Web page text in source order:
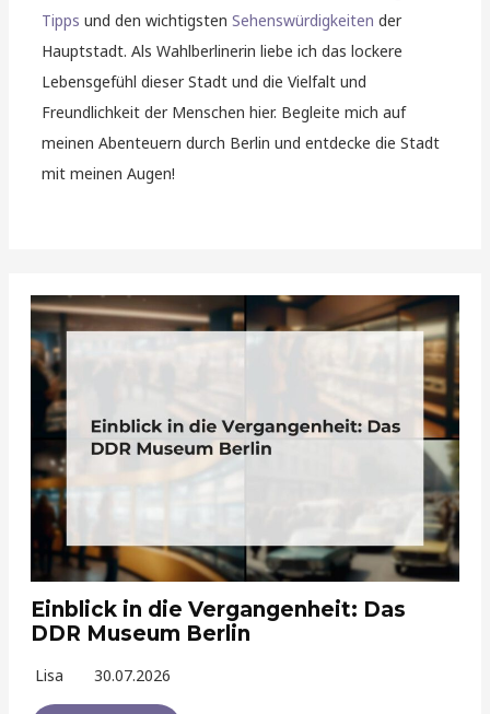
Tipps und den wichtigstenSehenswürdigkeiten der
Hauptstadt. Als Wahlberlinerin liebe ich das lockere
Lebensgefühl dieser Stadt und die Vielfalt und
Freundlichkeit der Menschen hier. Begleite mich auf
meinen Abenteuern durch Berlin und entdecke die Stadt
mit meinen Augen!
Einblick in die Vergangenheit: Das
DDR Museum Berlin
Lisa 30.07.2026